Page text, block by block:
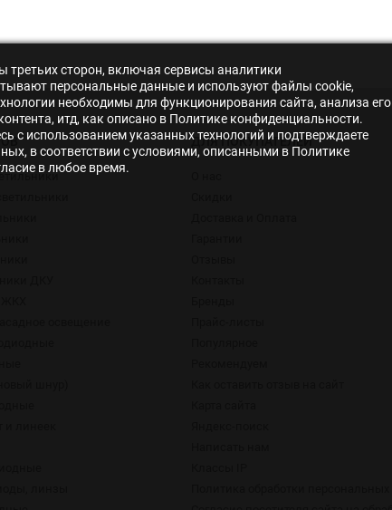
ДЛЯ ПОКУПАТЕЛЕЙ
третьих сторон, включая сервисы аналитики
персональные данные и используют файлы cookie,
необходимы для функционирования сайта, анализа его
итд, как описано в Политике конфиденциальности.
с использованием указанных технологий и подтверждаете
в соответствии с условиями, описанными в Политике
в любое время.